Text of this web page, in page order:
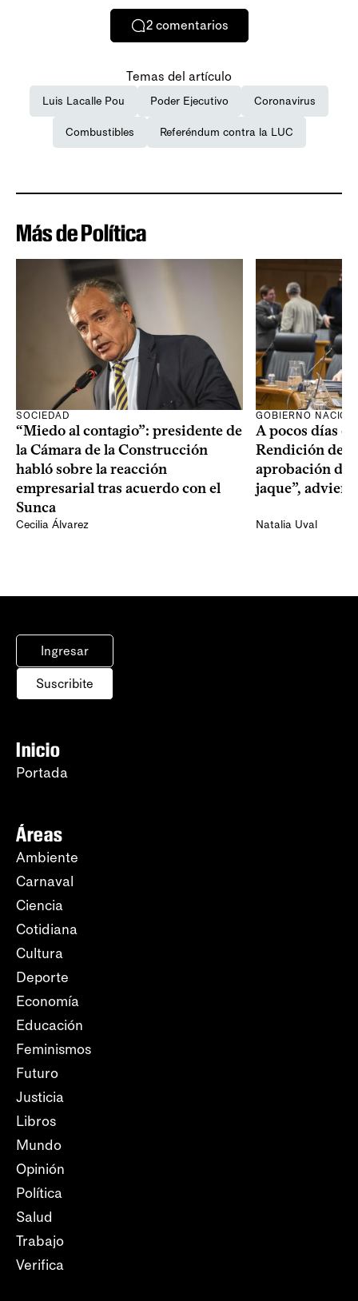
2 comentarios
Temas del artículo
Luis Lacalle Pou Poder Ejecutivo Coronavirus
Combustibles Referéndum contra la LUC
Más de Política
SOCIEDAD
“Miedo al contagio”: presidente de
la Cámara de la Construcción
habló sobre la reacción
empresarial tras acuerdo con el
Sunca
Cecilia Álvarez
GOBIERNO
A pocos días
Rendición de
aprobación del
jaque”,
Natalia Uval
Ingresar
Suscribite
Inicio
Portada
Áreas
Ambiente
Carnaval
Ciencia
Cotidiana
Cultura
Deporte
Economía
Educación
Feminismos
Futuro
Justicia
Libros
Mundo
Opinión
Política
Salud
Trabajo
Verifica